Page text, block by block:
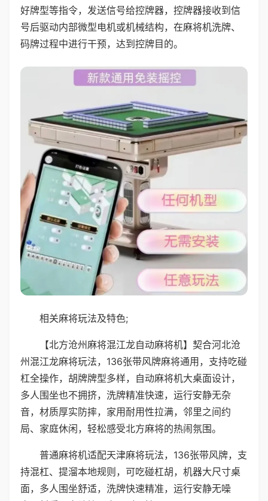
好牌型等指令，发送信号给控牌器，控牌器接收到信
号后驱动内部微型电机或机械结构，在麻将机洗牌、
码牌过程中进行干预，达到控牌目的。
相关麻将玩法及特色;
【北方沧州麻将混江龙自动麻将机】契合河北沧
州混江龙麻将玩法，136张带风牌麻将通用，支持吃碰
杠全操作，胡牌牌型多样，自动麻将机大桌面设计，
多人围坐也不拥挤，洗牌精准快速，运行安静无杂
音，材质厚实防摔，家用耐用性拉满，邻里之间约
局、家庭休闲，轻松感受北方麻将的热闹氛围。
普通麻将机适配天津麻将玩法，136张带风牌，支
持混杠、提溜本地规则，可吃碰杠胡，机器大尺寸桌
面，多人围坐舒适，洗牌快速精准，运行安静无噪